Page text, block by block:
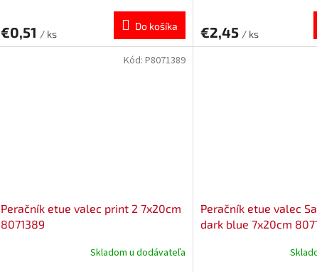
€0,51 / ks
Do košíka €2,45 / ks
Peračník etue valec print 2 7x20cm
8071389
Skladom u dodávateľa
Kód: P8071389
Peračník etue valec
dark blue 7x20cm